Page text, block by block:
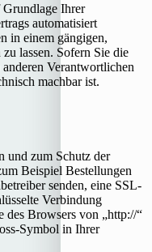
Grundlage Ihrer
automatisiert
in einem gängigen,
lassen. Sofern Sie die
Verantwortlichen
machbar ist.
und zum Schutz der
Beispiel Bestellungen
senden, eine SSL-
Verbindung
des Browsers von „http://“
Symbol in Ihrer